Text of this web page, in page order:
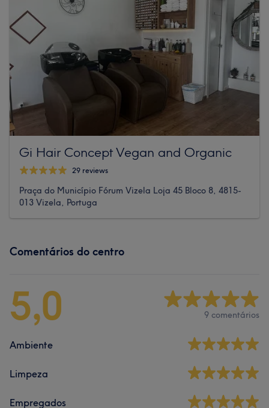
Gi Hair Concept Vegan and Organic
29 reviews
Praça do Município Fórum Vizela Loja 45 Bloco 8, 4815-
013 Vizela, Portuga
Comentários do centro
5,0 9 comentários
Ambiente
Limpeza
Empregados